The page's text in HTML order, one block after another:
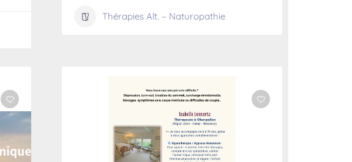
Thérapies Alt. – Naturopathie